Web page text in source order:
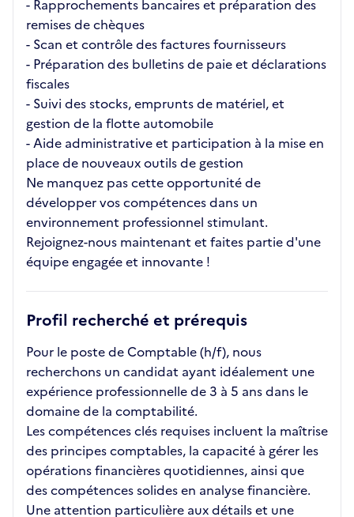
- Rapprochements bancaires et préparation des
remises de chèques
- Scan et contrôle des factures fournisseurs
- Préparation des bulletins de paie et déclarations
fiscales
- Suivi des stocks, emprunts de matériel, et
gestion de la flotte automobile
- Aide administrative et participation à la mise en
place de nouveaux outils de gestion
Ne manquez pas cette opportunité de
développer vos compétences dans un
environnement professionnel stimulant.
Rejoignez-nous maintenant et faites partie d'une
équipe engagée et innovante !
Profil recherché et prérequis
Pour le poste de Comptable (h/f), nous
recherchons un candidat ayant idéalement une
expérience professionnelle de 3 à 5 ans dans le
domaine de la comptabilité.
Les compétences clés requises incluent la maîtrise
des principes comptables, la capacité à gérer les
opérations financières quotidiennes, ainsi que
des compétences solides en analyse financière.
Une attention particulière aux détails et une